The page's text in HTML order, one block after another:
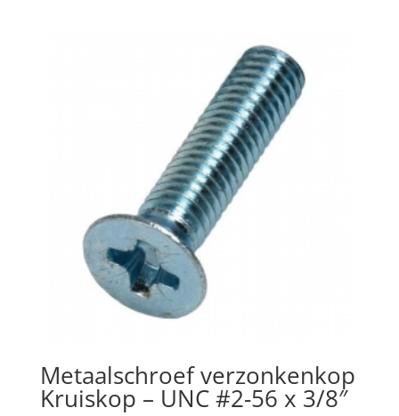
Metaalschroef verzonkenkop
Kruiskop – UNC #2-56 x 3/8″